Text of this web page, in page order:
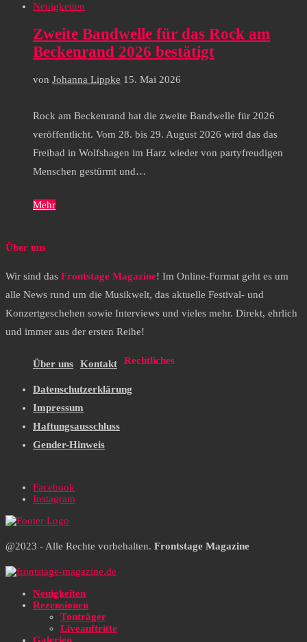
Neuigkeiten
Zweite Bandwelle für das Rock am
Beckenrand 2026 bestätigt
von Johanna Lippke 15. Mai 2026
Rock am Beckenrand hat die zweite Bandwelle für 2026
veröffentlicht. Vom 28. bis 29. August 2026 wird das das
Freibad in Wolfshagen im Harz wieder von partyfreudigen
Menschen gestürmt und…
Mehr
Über uns
Wir sind das Frontstage Magazine! Im Online-Format geht es um
alle News rund um die Musikwelt, das aktuelle Festival- und
Konzertgeschehen sowie Interviews und vieles mehr. Direkt, ehrlich
und immer aus der ersten Reihe!
Über uns Kontakt Rechtliches
Datenschutzerklärung
Impressum
Haftungsausschluss
Gender-Hinweis
Facebook
Instagram
@2023 - Alle Rechte vorbehalten. Frontstage Magazine
Neuigkeiten
Rezensionen
Tonträger
Liveauftritte